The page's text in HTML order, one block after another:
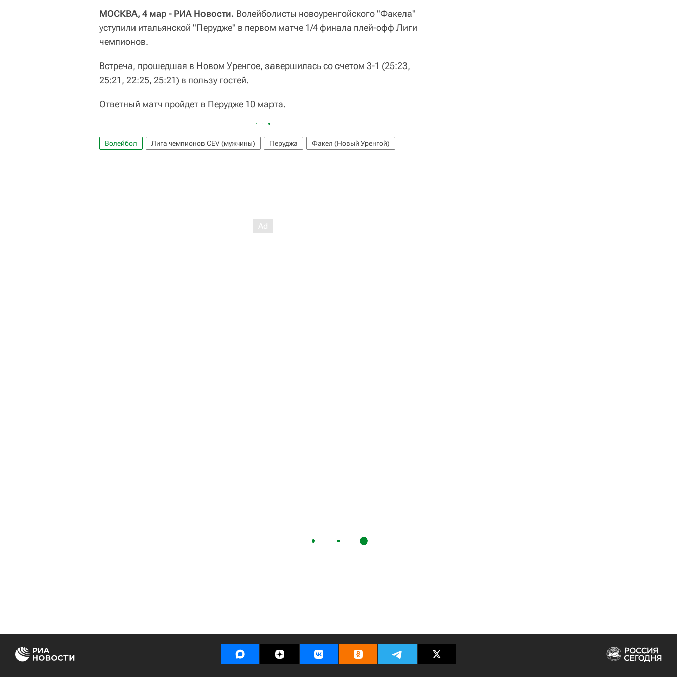
МОСКВА, 4 мар - РИА Новости. Волейболисты новоуренгойского "Факела"
уступили итальянской "Перудже" в первом матче 1/4 финала плей-офф Лиги
чемпионов.
Встреча, прошедшая в Новом Уренгое, завершилась со счетом 3-1 (25:23,
25:21, 22:25, 25:21) в пользу гостей.
Ответный матч пройдет в Перудже 10 марта.
Волейбол Лига чемпионов CEV (мужчины) Перуджа Факел (Новый Уренгой)